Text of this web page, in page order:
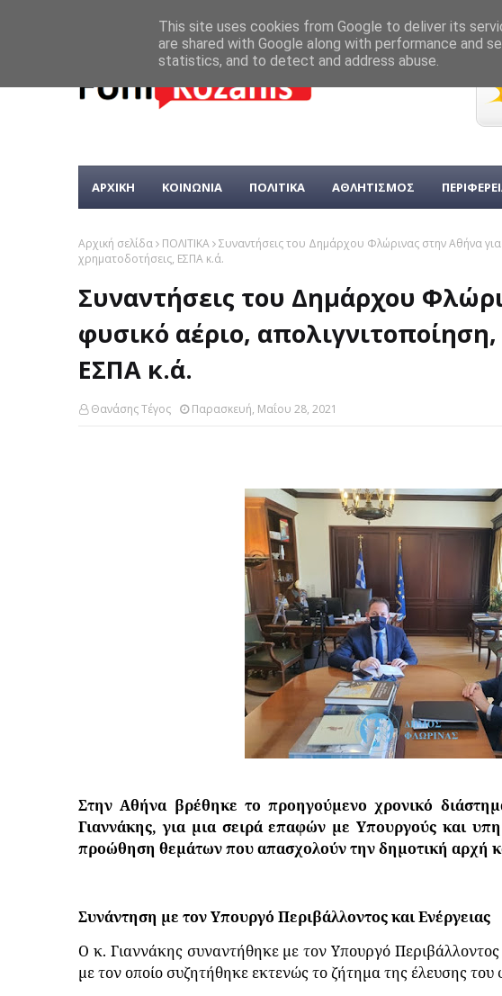
ΑΡΧΙΚΗ ΚΟΙΝΩΝΙΑ ΠΟΛΙΤΙΚΑ ΑΘΛΗΤΙΣΜΟΣ
Αρχική σελίδα ΠΟΛΙΤΙΚΑ Συναντήσεις του Δημάρχου Φλώρινας στην Αθήνα
χρηματοδοτήσεις, ΕΣΠΑ κ.ά.
Συναντήσεις του Δημάρχου
φυσικό αέριο,
ΕΣΠΑ κ.ά.
Θανάσης Τέγος Παρασκευή, Μαΐου 28, 2021
Στην Αθήνα βρέθηκε το προηγούμενο χρονικό
Γιαννάκης, για μια σειρά επαφών με Υπουργούς και
προώθηση θεμάτων που απασχολούν την δημοτική αρχή
Συνάντηση με τον Υπουργό Περιβάλλοντος και Ενέργειας
Ο κ. Γιαννάκης συναντήθηκε με τον Υπουργό
με τον οποίο συζητήθηκε εκτενώς το ζήτημα της έλευσης
This site uses cookies from Google to deliver its
are shared with Google along with performance and
statistics, and to detect and address abuse.